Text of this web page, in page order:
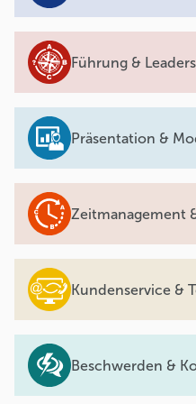
Führung &
Präsentation &
Zeitmanagement
Kundenservice &
Beschwerden &